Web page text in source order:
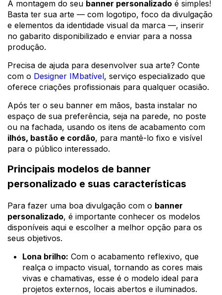
A montagem do seu banner personalizado é simples!
Basta ter sua arte — com logotipo, foco da divulgação
e elementos da identidade visual da marca —, inserir
no gabarito disponibilizado e enviar para a nossa
produção.
Precisa de ajuda para desenvolver sua arte? Conte
com o Designer IMbatível, serviço especializado que
oferece criações profissionais para qualquer ocasião.
Após ter o seu banner em mãos, basta instalar no
espaço de sua preferência, seja na parede, no poste
ou na fachada, usando os itens de acabamento com
ilhós, bastão e cordão, para mantê-lo fixo e visível
para o público interessado.
Principais modelos de banner
personalizado e suas características
Para fazer uma boa divulgação com o banner
personalizado, é importante conhecer os modelos
disponíveis aqui e escolher a melhor opção para os
seus objetivos.
Lona brilho: Com o acabamento reflexivo, que
realça o impacto visual, tornando as cores mais
vivas e chamativas, esse é o modelo ideal para
projetos externos, locais abertos e iluminados.